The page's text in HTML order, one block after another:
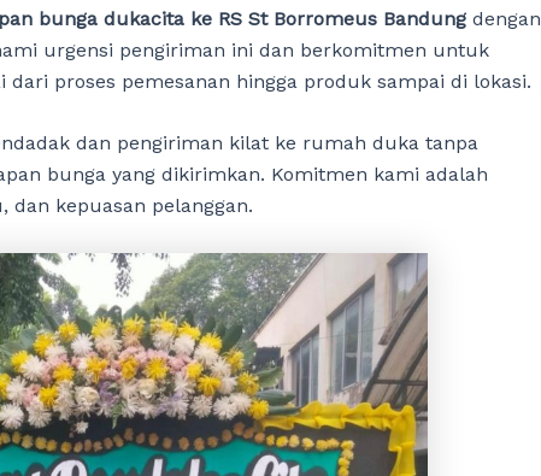
bunga dukacita ke RS St Borromeus Bandung dengan
urgensi pengiriman ini dan berkomitmen untuk
proses pemesanan hingga produk sampai di lokasi.
dan pengiriman kilat ke rumah duka tanpa
bunga yang dikirimkan. Komitmen kami adalah
dan kepuasan pelanggan.